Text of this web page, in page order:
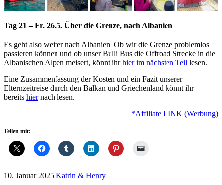
Tag 21 – Fr. 26.5. Über die Grenze, nach Albanien
Es geht also weiter nach Albanien. Ob wir die Grenze problemlos
passieren können und ob unser Bulli Bus die Offroad Strecke in die
Albanischen Alpen meisert, könnt ihrhier im nächsten Teil lesen.
Eine Zusammenfassung der Kosten und ein Fazit unserer
Elternzeitreise durch den Balkan und Griechenland könnt ihr
bereits hiernach lesen.
*Affiliate LINK (Werbung)
Teilen mit:
10. Januar 2025 Katrin & Henry